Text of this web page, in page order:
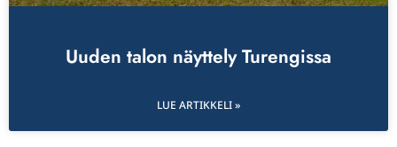
Uuden talon näyttely Turengissa
LUE ARTIKKELI »